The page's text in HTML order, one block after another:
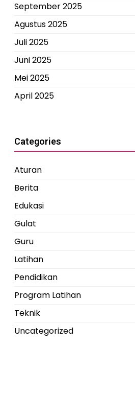
September 2025
Agustus 2025
Juli 2025
Juni 2025
Mei 2025
April 2025
Categories
Aturan
Berita
Edukasi
Gulat
Guru
Latihan
Pendidikan
Program Latihan
Teknik
Uncategorized